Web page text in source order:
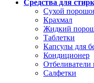
Средства для
Сухой
Крахмал
Жидкий
Таблетки
Капсулы для
Кондиционер
Отбеливатели
Салфетки